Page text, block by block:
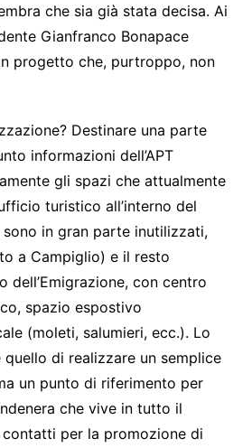
che sia già stata decisa. Ai
Gianfranco Bonapace
progetto che, purtroppo, non
Destinare una parte
informazioni dell’APT
gli spazi che attualmente
turistico all’interno del
in gran parte inutilizzati,
a Campiglio) e il resto
dell’Emigrazione, con centro
spazio espostivo
(moleti, salumieri, ecc.). Lo
di realizzare un semplice
un punto di riferimento per
che vive in tutto il
per la promozione di